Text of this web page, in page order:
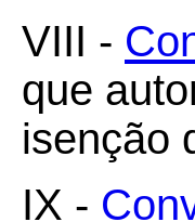
VIII -
que
isenção
IX -